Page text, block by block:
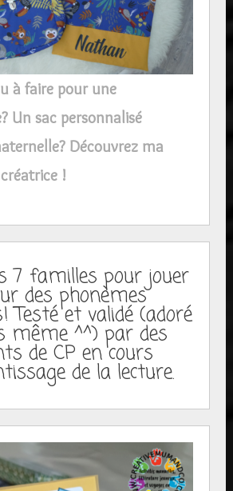
à faire pour une
Un sac personnalisé
Découvrez ma
!
7 familles pour jouer
des phonèmes
Testé et validé (adoré
même ^^) par des
de CP en cours
de la lecture.